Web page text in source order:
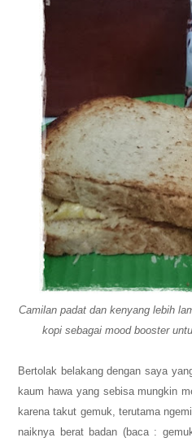
Camilan padat dan kenyang lebih
kopi sebagai mood booster
Bertolak belakang dengan saya
kaum hawa yang sebisa mungkin
karena takut gemuk, terutama
naiknya berat badan (baca :